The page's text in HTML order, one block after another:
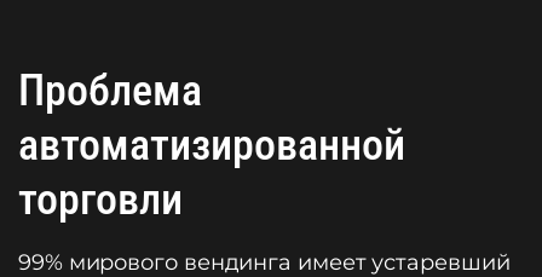
Проблема
автоматизированной
торговли
99% мирового вендинга имеет устаревший